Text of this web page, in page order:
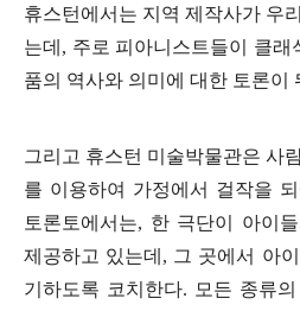
휴스턴에서는 지역 제작사가 우
는데 , 주로 피아니스트들이 클래
품의 역사와 의미에 대한 토론이
그리고 휴스턴 미술박물관은 사
를 이용하여 가정에서 걸작을
토론토에서는, 한 극단이 아이
제공하고 있는데 , 그 곳에서 아
기하도록 코치한다. 모든 종류